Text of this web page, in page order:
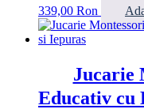
339,00 Ron
Jucarie
Educativ cu